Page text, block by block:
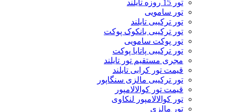
تور 15 روزه تایلند
تور سامویی
تور ترکیبی تایلند
تور ترکیبی بانکوک پوکت
تور پوکت سامویی
تور ترکیبی پاتایا پوکت
مجری مستقیم تور تایلند
قیمت تور کرابی تایلند
تور ترکیبی مالزی سنگاپور
قیمت تور کوالالامپور
تور کوالالامپور لنکاوی
تور مالزی